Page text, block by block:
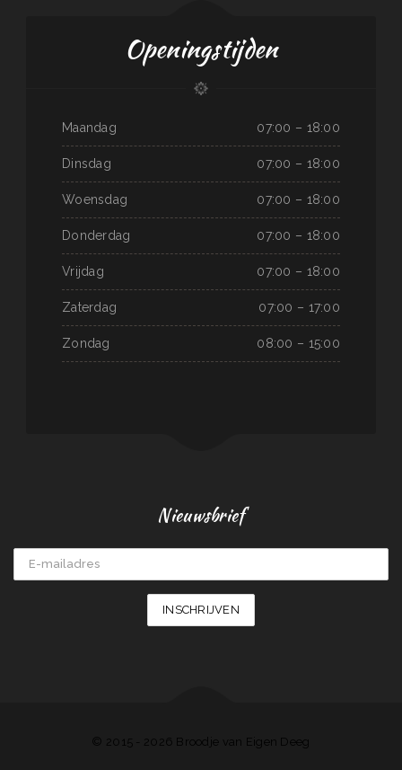
Openingstijden
Maandag 07:00 – 18:00
Dinsdag 07:00 – 18:00
Woensdag 07:00 – 18:00
Donderdag 07:00 – 18:00
Vrijdag 07:00 – 18:00
Zaterdag 07:00 – 17:00
Zondag 08:00 – 15:00
Nieuwsbrief
© 2015 - 2026 Broodje van Eigen Deeg